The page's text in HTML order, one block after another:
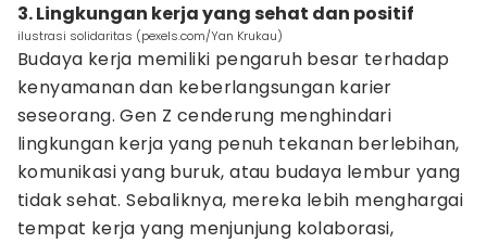
3. Lingkungan kerja yang sehat dan positif
ilustrasi solidaritas (pexels.com/Yan Krukau)
Budaya kerja memiliki pengaruh besar terhadap
kenyamanan dan keberlangsungan karier
seseorang. Gen Z cenderung menghindari
lingkungan kerja yang penuh tekanan berlebihan,
komunikasi yang buruk, atau budaya lembur yang
tidak sehat. Sebaliknya, mereka lebih menghargai
tempat kerja yang menjunjung kolaborasi,